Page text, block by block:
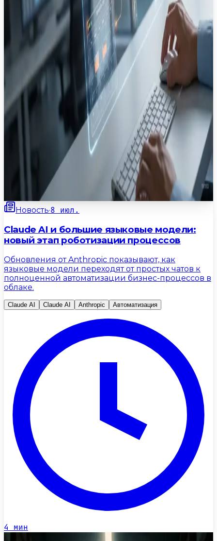
Новость·8 июл.
Claude AI и большие языковые модели:
новый этап роботизации процессов
Обновления от Anthropic показывают, как
языковые модели переходят от простых чатов к
полноценной автоматизации бизнес-процессов в
облаке.
Claude AI Claude AI Anthropic Автоматизация
4 мин